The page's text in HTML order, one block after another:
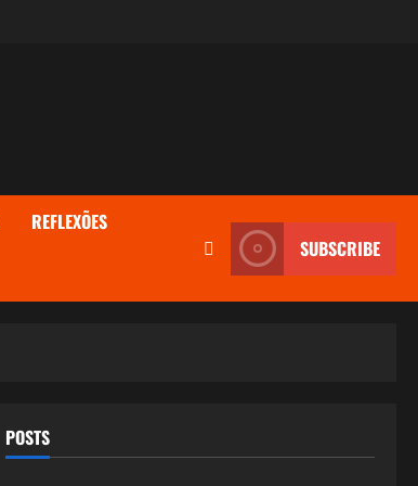
REFLEXÕES
SUBSCRIBE
POSTS